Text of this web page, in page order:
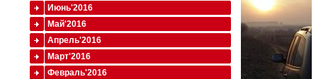
Июнь'2016
Май'2016
Апрель'2016
Март'2016
Февраль'2016